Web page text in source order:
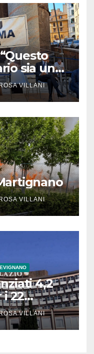
sia un
VILLANI
VILLANI
4,2
22
VILLANI